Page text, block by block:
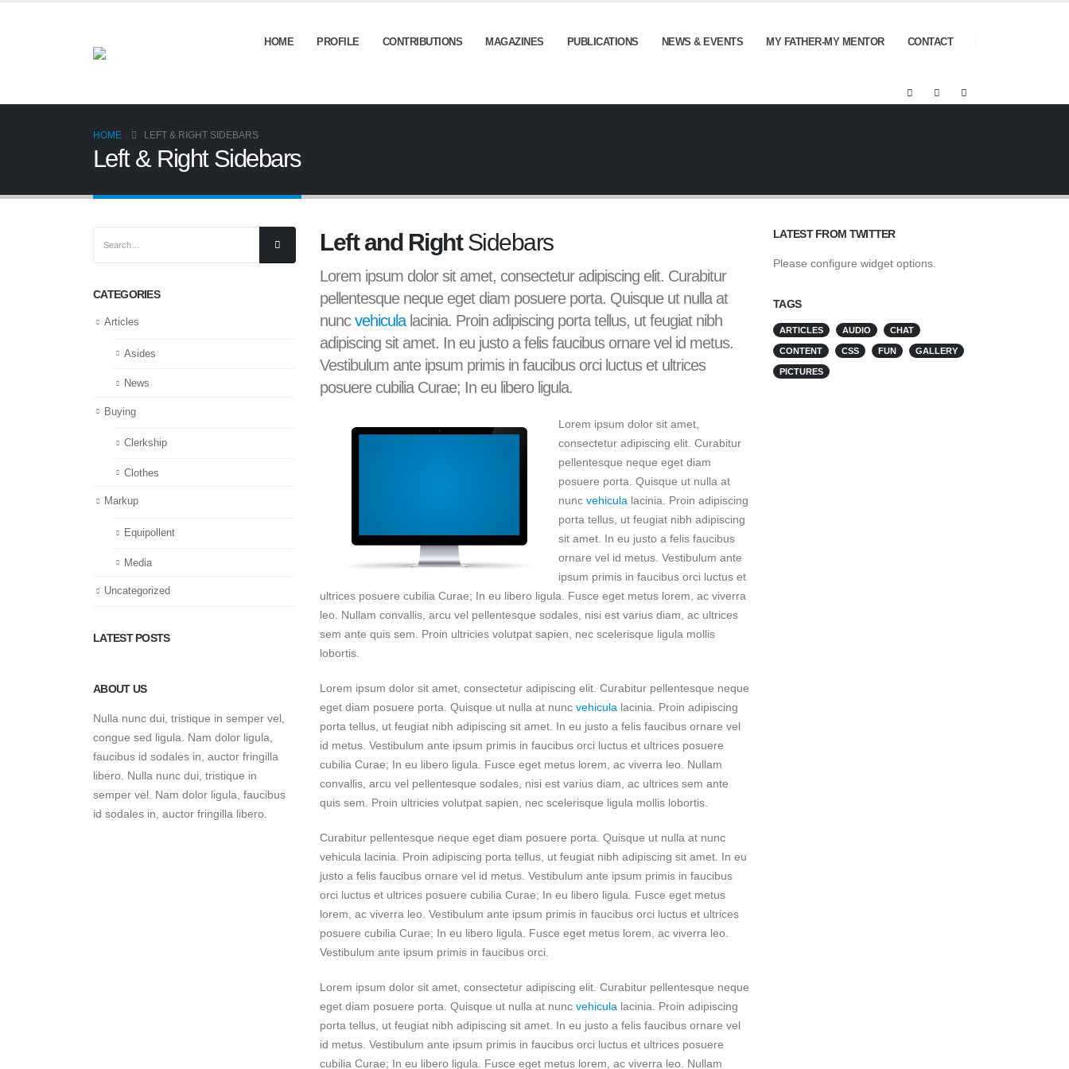
HOME PROFILE CONTRIBUTIONS MAGAZINES PUBLICATIONS NEWS & EVENTS MY FATHER-MY MENTOR CONTACT
HOME LEFT & RIGHT SIDEBARS
Left & Right Sidebars
Left and Right Sidebars
Lorem ipsum dolor sit amet, consectetur adipiscing elit. Curabitur
pellentesque neque eget diam posuere porta. Quisque ut nulla at
nuncvehiculalacinia. Proin adipiscing porta tellus, ut feugiat nibh
adipiscing sit amet. In eu justo a felis faucibus ornare vel id metus.
Vestibulum ante ipsum primis in faucibus orci luctus et ultrices
posuere cubilia Curae; In eu libero ligula.
Lorem ipsum dolor sit amet,
consectetur adipiscing elit. Curabitur
pellentesque neque eget diam
posuere porta. Quisque ut nulla at
nunc vehicula lacinia. Proin adipiscing
porta tellus, ut feugiat nibh adipiscing
sit amet. In eu justo a felis faucibus
ornare vel id metus. Vestibulum ante
ipsum primis in faucibus orci luctus et
ultrices posuere cubilia Curae; In eu libero ligula. Fusce eget metus lorem, ac viverra
leo. Nullam convallis, arcu vel pellentesque sodales, nisi est varius diam, ac ultrices
sem ante quis sem. Proin ultricies volutpat sapien, nec scelerisque ligula mollis
lobortis.
Lorem ipsum dolor sit amet, consectetur adipiscing elit. Curabitur pellentesque neque
eget diam posuere porta. Quisque ut nulla at nunc vehicula lacinia. Proin adipiscing
porta tellus, ut feugiat nibh adipiscing sit amet. In eu justo a felis faucibus ornare vel
id metus. Vestibulum ante ipsum primis in faucibus orci luctus et ultrices posuere
cubilia Curae; In eu libero ligula. Fusce eget metus lorem, ac viverra leo. Nullam
convallis, arcu vel pellentesque sodales, nisi est varius diam, ac ultrices sem ante
quis sem. Proin ultricies volutpat sapien, nec scelerisque ligula mollis lobortis.
Curabitur pellentesque neque eget diam posuere porta. Quisque ut nulla at nunc
vehicula lacinia. Proin adipiscing porta tellus, ut feugiat nibh adipiscing sit amet. In eu
justo a felis faucibus ornare vel id metus. Vestibulum ante ipsum primis in faucibus
orci luctus et ultrices posuere cubilia Curae; In eu libero ligula. Fusce eget metus
lorem, ac viverra leo. Vestibulum ante ipsum primis in faucibus orci luctus et ultrices
posuere cubilia Curae; In eu libero ligula. Fusce eget metus lorem, ac viverra leo.
Vestibulum ante ipsum primis in faucibus orci.
Lorem ipsum dolor sit amet, consectetur adipiscing elit. Curabitur pellentesque neque
eget diam posuere porta. Quisque ut nulla at nunc vehicula lacinia. Proin adipiscing
porta tellus, ut feugiat nibh adipiscing sit amet. In eu justo a felis faucibus ornare vel
id metus. Vestibulum ante ipsum primis in faucibus orci luctus et ultrices posuere
cubilia Curae; In eu libero ligula. Fusce eget metus lorem, ac viverra leo. Nullam
CATEGORIES
Articles
Asides
News
Buying
Clerkship
Clothes
Markup
Equipollent
Media
Uncategorized
LATEST POSTS
ABOUT US
Nulla nunc dui, tristique in semper vel,
congue sed ligula. Nam dolor ligula,
faucibus id sodales in, auctor fringilla
libero. Nulla nunc dui, tristique in
semper vel. Nam dolor ligula, faucibus
id sodales in, auctor fringilla libero.
LATEST FROM TWITTER
Please configure widget options.
TAGS
ARTICLES AUDIO CHAT
CONTENT CSS FUN GALLERY
PICTURES